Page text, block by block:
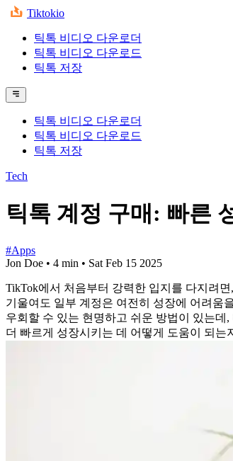
Tiktokio
틱톡 비디오 다운로더
틱톡 비디오 다운로드
틱톡 저장
틱톡 비디오 다운로더
틱톡 비디오 다운로드
틱톡 저장
Tech
틱톡 계정 구매: 빠른
#Apps
Jon Doe • 4 min • Sat Feb 15 2025
TikTok에서 처음부터 강력한 입지를 다지려
기울여도 일부 계정은 여전히 성장에 어려움
우회할 수 있는 현명하고 쉬운 방법이 있는
더 빠르게 성장시키는 데 어떻게 도움이 되